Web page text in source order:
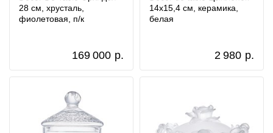
28 см, хрусталь,
фиолетовая, п/к
169 000 р.
14х15,4 см, керамика,
белая
2 980 р.